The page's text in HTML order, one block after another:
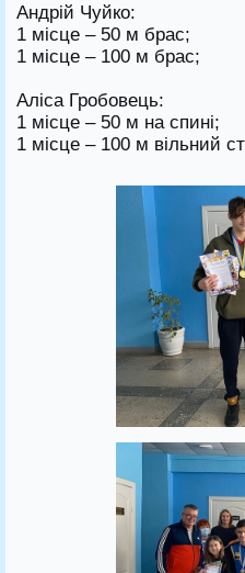
Андрій Чуйко:
1 місце – 50 м брас;
1 місце – 100 м брас;
Аліса Гробовець:
1 місце – 50 м на спині;
1 місце – 100 м вільний